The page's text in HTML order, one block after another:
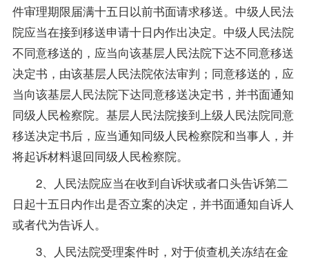
件审理期限届满十五日以前书面请求移送。中级人民法
院应当在接到移送申请十日内作出决定。中级人民法院
不同意移送的，应当向该基层人民法院下达不同意移送
决定书，由该基层人民法院依法审判；同意移送的，应
当向该基层人民法院下达同意移送决定书，并书面通知
同级人民检察院。基层人民法院接到上级人民法院同意
移送决定书后，应当通知同级人民检察院和当事人，并
将起诉材料退回同级人民检察院。
2、人民法院应当在收到自诉状或者口头告诉第二
日起十五日内作出是否立案的决定，并书面通知自诉人
或者代为告诉人。
3、人民法院受理案件时，对于侦查机关冻结在金